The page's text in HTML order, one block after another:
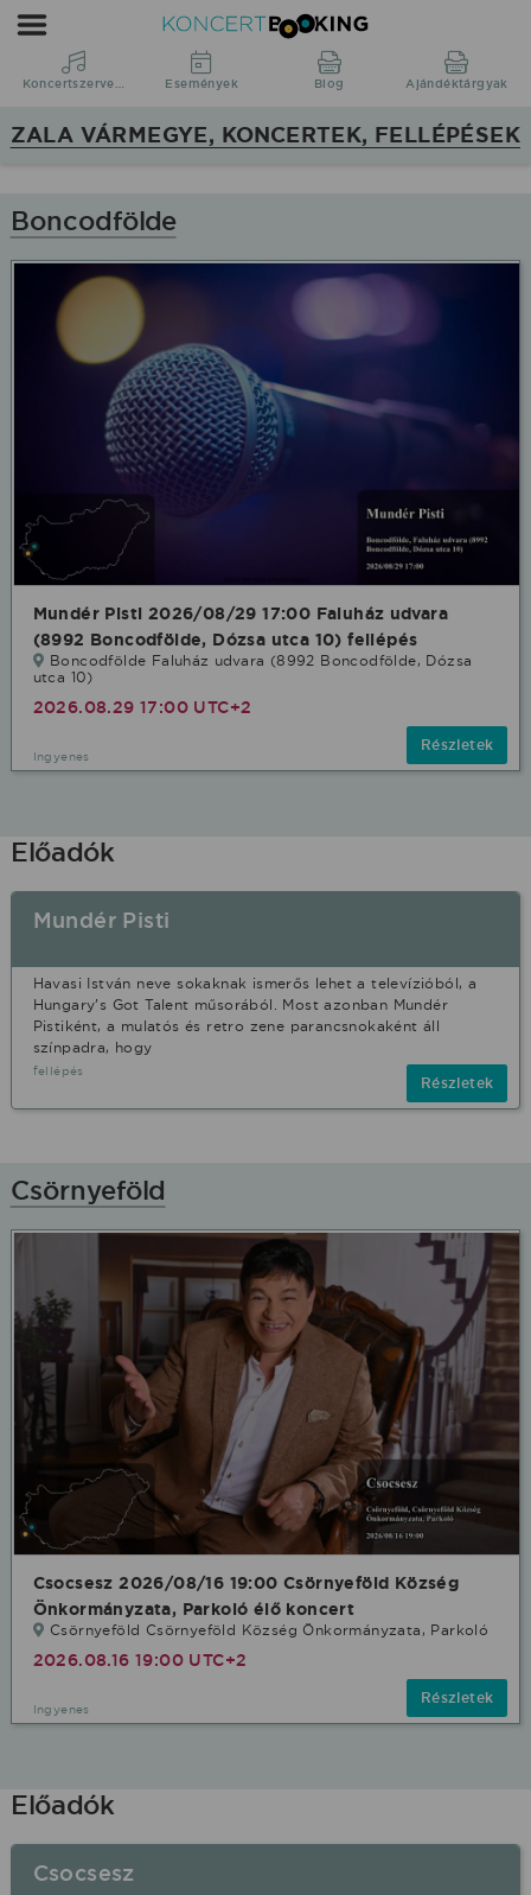
KoncertBooking
Koncertszervezés
Zala
koncertek,
fellépések
Koncertszervezés Események Blog Ajándéktárgyak
ZALA VÁRMEGYE, KONCERTEK, FELLÉPÉSEK
Boncodfölde
Mundér Pisti 2026/08/29 17:00 Faluház udvara
(8992 Boncodfölde, Dózsa utca 10) fellépés
Boncodfölde Faluház udvara (8992 Boncodfölde, Dózsa
utca 10)
2026.08.29 17:00 UTC+2
Ingyenes
Részletek
Előadók
Mundér Pisti
Havasi István neve sokaknak ismerős lehet a televízióból, a
Hungary’s Got Talent műsorából. Most azonban Mundér
Pistiként, a mulatós és retro zene parancsnokaként áll
színpadra, hogy
fellépés
Részletek
Csörnyeföld
Csocsesz 2026/08/16 19:00 Csörnyeföld Község
Önkormányzata, Parkoló élő koncert
Csörnyeföld Csörnyeföld Község Önkormányzata, Parkoló
2026.08.16 19:00 UTC+2
Ingyenes
Részletek
Előadók
Csocsesz